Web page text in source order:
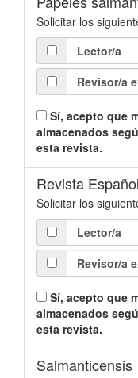
Solicitar los
Lector/a
Revisor/a
almacenados
esta revista.
Revista
Solicitar los
Lector/a
Revisor/a
almacenados
esta revista.
Salmanticensis